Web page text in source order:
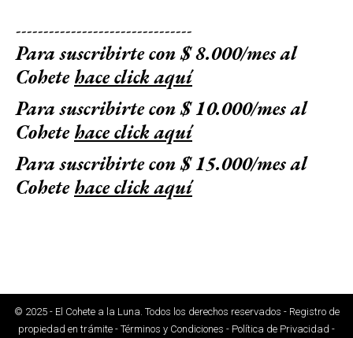
--------------------------------
Para suscribirte con $ 8.000/mes al
Cohetehace click aquí
Para suscribirte con $ 10.000/mes al
Cohetehace click aquí
Para suscribirte con $ 15.000/mes al
Cohetehace click aquí
© 2025 - El Cohete a la Luna. Todos los derechos reservados - Registro de
propiedad en trámite - Términos y Condiciones - Política de Privacidad -